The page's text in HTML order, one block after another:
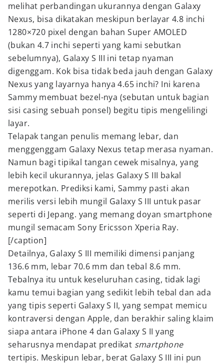
melihat perbandingan ukurannya dengan Galaxy
Nexus, bisa dikatakan meskipun berlayar 4.8 inchi
1280×720 pixel dengan bahan Super AMOLED
(bukan 4.7 inchi seperti yang kami sebutkan
sebelumnya), Galaxy S III ini tetap nyaman
digenggam. Kok bisa tidak beda jauh dengan Galaxy
Nexus yang layarnya hanya 4.65 inchi? Ini karena
Sammy membuat bezel-nya (sebutan untuk bagian
sisi casing sebuah ponsel) begitu tipis mengelilingi
layar.
Telapak tangan penulis memang lebar, dan
menggenggam Galaxy Nexus tetap merasa nyaman.
Namun bagi tipikal tangan cewek misalnya, yang
lebih kecil ukurannya, jelas Galaxy S III bakal
merepotkan. Prediksi kami, Sammy pasti akan
merilis versi lebih mungil Galaxy S III untuk pasar
seperti di Jepang. yang memang doyan smartphone
mungil semacam Sony Ericsson Xperia Ray.
[/caption]
Detailnya, Galaxy S III memiliki dimensi panjang
136.6 mm, lebar 70.6 mm dan tebal 8.6 mm.
Tebalnya itu untuk keseluruhan casing, tidak lagi
kamu temui bagian yang sedikit lebih tebal dan ada
yang tipis seperti Galaxy S II, yang sempat memicu
kontraversi dengan Apple, dan berakhir saling klaim
siapa antara iPhone 4 dan Galaxy S II yang
seharusnya mendapat predikat smartphone
tertipis. Meskipun lebar, berat Galaxy S III ini pun